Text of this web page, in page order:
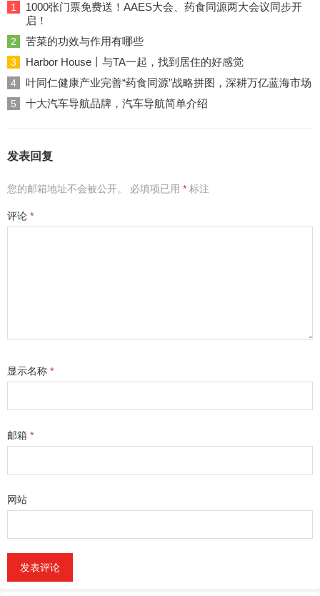
1
1000张门票免费送！AAES大会、药食同源两大会议同步开
启！
2 苦菜的功效与作用有哪些
3 Harbor House丨与TA一起，找到居住的好感觉
4 叶同仁健康产业完善“药食同源”战略拼图，深耕万亿蓝海市场
5 十大汽车导航品牌，汽车导航简单介绍
发表回复
您的邮箱地址不会被公开。 必填项已用 * 标注
评论 *
显示名称 *
邮箱 *
网站